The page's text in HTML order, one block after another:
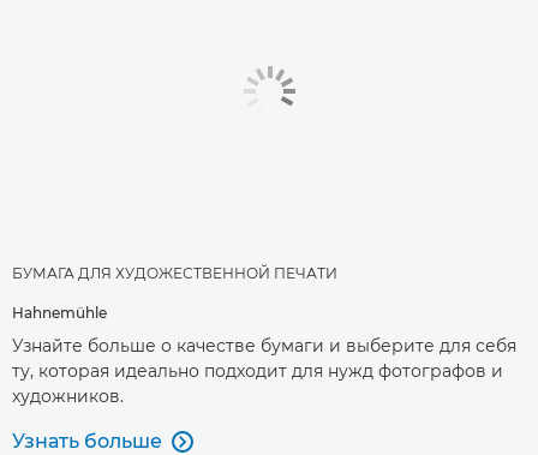
БУМАГА ДЛЯ ХУДОЖЕСТВЕННОЙ ПЕЧАТИ
Hahnemühle
Узнайте больше о качестве бумаги и выберите для себя
ту, которая идеально подходит для нужд фотографов и
художников.
Узнать больше 